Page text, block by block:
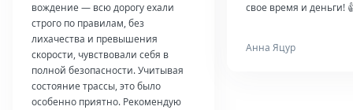
вождение — всю дорогу ехали
строго по правилам, без
лихачества и превышения
скорости, чувствовали себя в
полной безопасности. Учитывая
состояние трассы, это было
особенно приятно. Рекомендую
свое время и деньги!
Анна Яцур